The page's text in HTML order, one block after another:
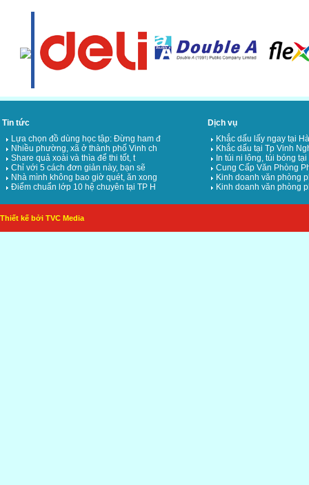
Tin tức
Lựa chọn đồ dùng học tập: Đừng ham đ
Nhiều phường, xã ở thành phố Vinh ch
Share quả xoài và thìa để thi tốt, t
Chỉ với 5 cách đơn giản này, bạn sẽ
Nhà mình không bao giờ quét, ăn xong
Điểm chuẩn lớp 10 hệ chuyên tại TP H
Dịch vụ
Khắc dấu lấy ngay tại
Khắc dấu tại Tp Vinh
In túi ni lông, túi bóng
Cung Cấp Văn Phòng
Kinh doanh văn phòng
Kinh doanh văn phòng
Thiết kế bởi TVC Media